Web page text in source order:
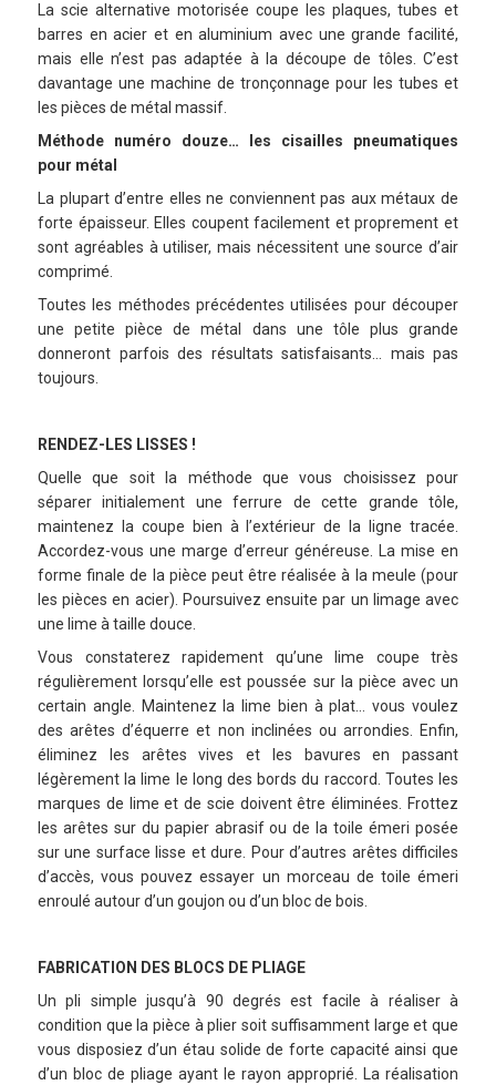
La scie alternative motorisée coupe les plaques, tubes et
barres en acier et en aluminium avec une grande facilité,
mais elle n’est pas adaptée à la découpe de tôles. C’est
davantage une machine de tronçonnage pour les tubes et
les pièces de métal massif.
Méthode numéro douze… les cisailles pneumatiques
pour métal
La plupart d’entre elles ne conviennent pas aux métaux de
forte épaisseur. Elles coupent facilement et proprement et
sont agréables à utiliser, mais nécessitent une source d’air
comprimé.
Toutes les méthodes précédentes utilisées pour découper
une petite pièce de métal dans une tôle plus grande
donneront parfois des résultats satisfaisants… mais pas
toujours.
RENDEZ-LES LISSES !
Quelle que soit la méthode que vous choisissez pour
séparer initialement une ferrure de cette grande tôle,
maintenez la coupe bien à l’extérieur de la ligne tracée.
Accordez-vous une marge d’erreur généreuse. La mise en
forme finale de la pièce peut être réalisée à la meule (pour
les pièces en acier). Poursuivez ensuite par un limage avec
une lime à taille douce.
Vous constaterez rapidement qu’une lime coupe très
régulièrement lorsqu’elle est poussée sur la pièce avec un
certain angle. Maintenez la lime bien à plat… vous voulez
des arêtes d’équerre et non inclinées ou arrondies. Enfin,
éliminez les arêtes vives et les bavures en passant
légèrement la lime le long des bords du raccord. Toutes les
marques de lime et de scie doivent être éliminées. Frottez
les arêtes sur du papier abrasif ou de la toile émeri posée
sur une surface lisse et dure. Pour d’autres arêtes difficiles
d’accès, vous pouvez essayer un morceau de toile émeri
enroulé autour d’un goujon ou d’un bloc de bois.
FABRICATION DES BLOCS DE PLIAGE
Un pli simple jusqu’à 90 degrés est facile à réaliser à
condition que la pièce à plier soit suffisamment large et que
vous disposiez d’un étau solide de forte capacité ainsi que
d’un bloc de pliage ayant le rayon approprié. La réalisation